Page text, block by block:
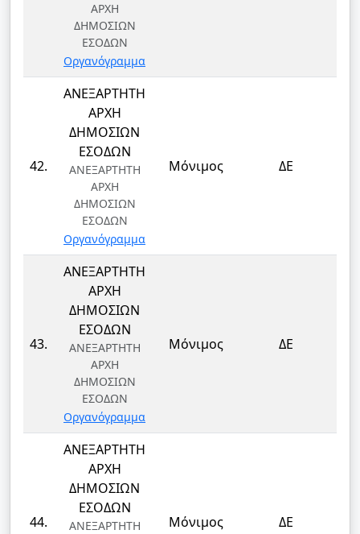
ΑΡΧΗ
ΔΗΜΟΣΙΩΝ
ΕΣΟΔΩΝ
Οργανόγραμμα
42.
ΑΝΕΞΑΡΤΗΤΗ
ΑΡΧΗ
ΔΗΜΟΣΙΩΝ
ΕΣΟΔΩΝ
ΑΝΕΞΑΡΤΗΤΗ
ΑΡΧΗ
ΔΗΜΟΣΙΩΝ
ΕΣΟΔΩΝ
Οργανόγραμμα
Μόνιμος ΔΕ
43.
ΑΝΕΞΑΡΤΗΤΗ
ΑΡΧΗ
ΔΗΜΟΣΙΩΝ
ΕΣΟΔΩΝ
ΑΝΕΞΑΡΤΗΤΗ
ΑΡΧΗ
ΔΗΜΟΣΙΩΝ
ΕΣΟΔΩΝ
Οργανόγραμμα
Μόνιμος ΔΕ
44.
ΑΝΕΞΑΡΤΗΤΗ
ΑΡΧΗ
ΔΗΜΟΣΙΩΝ
ΕΣΟΔΩΝ
ΑΝΕΞΑΡΤΗΤΗ
Μόνιμος ΔΕ